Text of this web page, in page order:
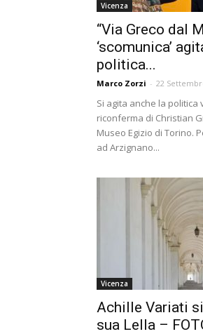
Vicenza
“Via Greco dal
‘scomunica’
politica...
Marco Zorzi - 22
Si agita anche la
riconferma di Christian
Museo Egizio di Torino.
ad Arzignano...
Vicenza
Achille Variati
sua Lella –